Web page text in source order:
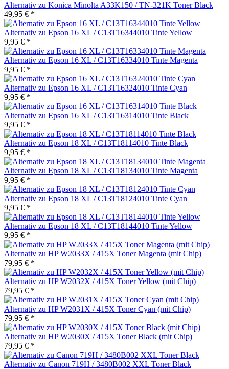
Alternativ zu Konica Minolta A33K150 / TN-321K Toner Black
49,95 € *
Alternativ zu Epson 16 XL / C13T16344010 Tinte Yellow
9,95 € *
Alternativ zu Epson 16 XL / C13T16334010 Tinte Magenta
9,95 € *
Alternativ zu Epson 16 XL / C13T16324010 Tinte Cyan
9,95 € *
Alternativ zu Epson 16 XL / C13T16314010 Tinte Black
9,95 € *
Alternativ zu Epson 18 XL / C13T18114010 Tinte Black
9,95 € *
Alternativ zu Epson 18 XL / C13T18134010 Tinte Magenta
9,95 € *
Alternativ zu Epson 18 XL / C13T18124010 Tinte Cyan
9,95 € *
Alternativ zu Epson 18 XL / C13T18144010 Tinte Yellow
9,95 € *
Alternativ zu HP W2033X / 415X Toner Magenta (mit Chip)
79,95 € *
Alternativ zu HP W2032X / 415X Toner Yellow (mit Chip)
79,95 € *
Alternativ zu HP W2031X / 415X Toner Cyan (mit Chip)
79,95 € *
Alternativ zu HP W2030X / 415X Toner Black (mit Chip)
79,95 € *
Alternativ zu Canon 719H / 3480B002 XXL Toner Black